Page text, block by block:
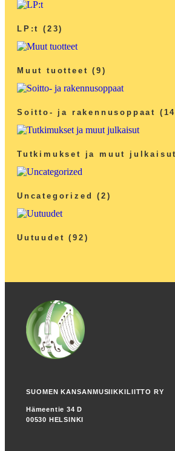
LP:t (23)
Muut tuotteet(9)
Soitto- ja rakennusoppaat
Tutkimukset ja muut
Uncategorized(2)
Uutuudet(92)
SUOMEN KANSANMUSIIKKILIITTO RY
Hämeentie 34 D
00530 HELSINKI